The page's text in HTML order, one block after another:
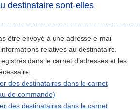
destinataire sont-elles
être envoyé à une adresse e-mail
relatives au destinataire.
dans le carnet d’adresses et les
des destinataires dans le carnet
de commande)
des destinataires dans le carnet